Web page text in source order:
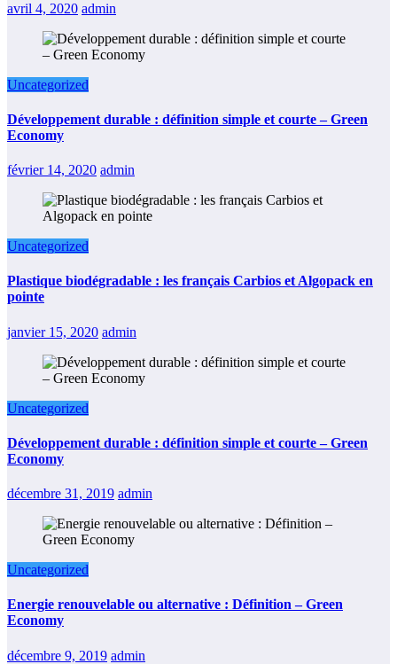
avril 4, 2020 admin
Uncategorized
Développement durable : définition simple et courte – Green
Economy
février 14, 2020 admin
Uncategorized
Plastique biodégradable : les français Carbios et Algopack en
pointe
janvier 15, 2020 admin
Uncategorized
Développement durable : définition simple et courte – Green
Economy
décembre 31, 2019 admin
Uncategorized
Energie renouvelable ou alternative : Définition – Green
Economy
décembre 9, 2019 admin